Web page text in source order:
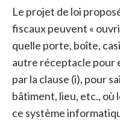
Le projet de loi
fiscaux peuvent «
quelle porte, boîte,
autre réceptacle pour
par la clause (i), pour
bâtiment, lieu, etc., où
ce système